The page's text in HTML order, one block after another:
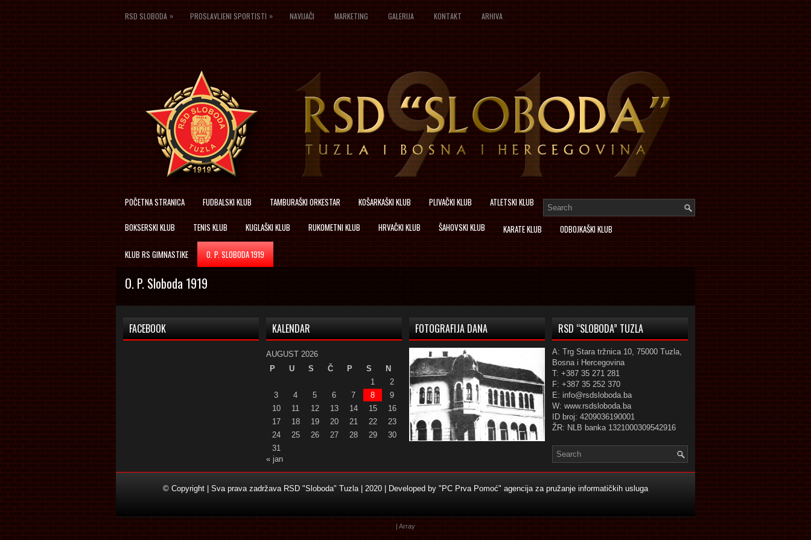
RSD SLOBODA » PROSLAVLJENI SPORTISTI » NAVIJAČI MARKETING GALERIJA KONTAKT ARHIVA
POČETNA STRANICA FUDBALSKI KLUB TAMBURAŠKI ORKESTAR KOŠARKAŠKI KLUB PLIVAČKI KLUB ATLETSKI KLUB
BOKSERSKI KLUB TENIS KLUB KUGLAŠKI KLUB RUKOMETNI KLUB HRVAČKI KLUB ŠAHOVSKI KLUB KARATE KLUB ODBOJKAŠKI KLUB
KLUB RS GIMNASTIKE O. P. SLOBODA 1919
O. P. Sloboda 1919
FACEBOOK KALENDAR
AUGUST 2026
P
U S Č P S
N
1
2
3
4 5 6 7 8
9
10
11 12 13 14 15
16
17
18 19 20 21 22
23
24
25 26 27 28 29
30
31
« jan
FOTOGRAFIJA DANA RSD “SLOBODA” TUZLA
A: Trg Stara tržnica 10, 75000 Tuzla,
Bosna i Hercegovina
T: +387 35 271 281
F: +387 35 252 370
E: info@rsdsloboda.ba
W: www.rsdsloboda.ba
ID broj: 4209036190001
ŽR: NLB banka 1321000309542916
© Copyright | Sva prava zadržava RSD "Sloboda" Tuzla | 2020 | Developed by "PC Prva Pomoć" agencija za pružanje informatičkih usluga
| Array